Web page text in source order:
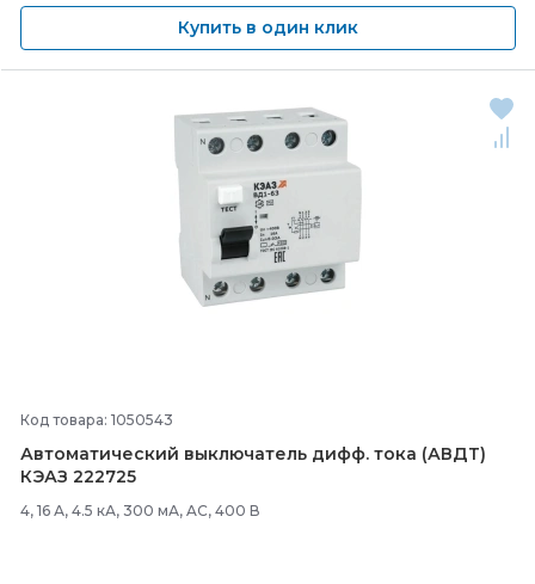
Купить в один клик
Код товара: 1050543
Автоматический выключатель дифф. тока (АВДТ)
КЭАЗ 222725
4, 16 А, 4.5 кА, 300 мА, AC, 400 В